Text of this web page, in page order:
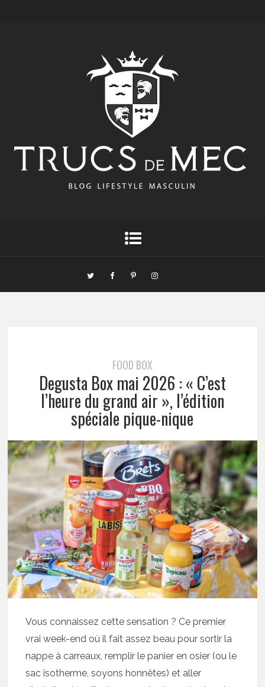
FOOD BOX
Degusta Box mai 2026 : « C’est
l’heure du grand air », l’édition
spéciale pique-nique
Vous connaissez cette sensation ? Ce premier
vrai week-end où il fait assez beau pour sortir la
nappe à carreaux, remplir le panier en osier (ou le
sac isotherme, soyons honnêtes) et aller